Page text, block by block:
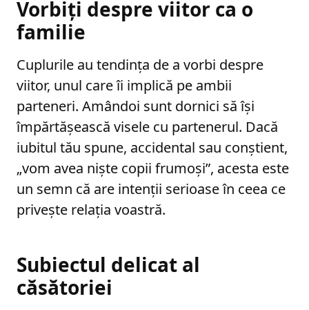
Vorbiți despre viitor ca o
familie
Cuplurile au tendința de a vorbi despre
viitor, unul care îi implică pe ambii
parteneri. Amândoi sunt dornici să își
împărtășească visele cu partenerul. Dacă
iubitul tău spune, accidental sau conștient,
„vom avea niște copii frumoși”, acesta este
un semn că are intenții serioase în ceea ce
privește relația voastră.
Subiectul delicat al
căsătoriei